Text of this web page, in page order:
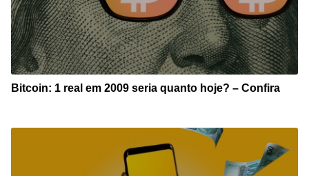
Bitcoin: 1 real em 2009 seria quanto hoje? – Confira